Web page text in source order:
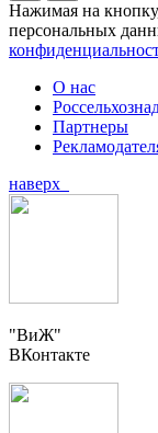
Нажимая на
персональных
О нас
Партнеры
наверх
"ВиЖ"
ВКонтакте